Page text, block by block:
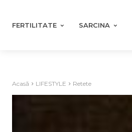
FERTILITATE SARCINA
Acasă LIFESTYLE Retete